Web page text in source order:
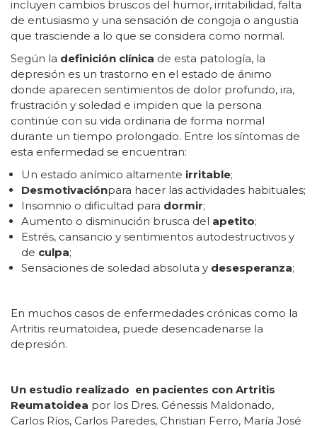
incluyen cambios bruscos del humor, irritabilidad, falta
de entusiasmo y una sensación de congoja o angustia
que trasciende a lo que se considera como normal.
Según la definición clínica de esta patología, la
depresión es un trastorno en el estado de ánimo
donde aparecen sentimientos de dolor profundo, ira,
frustración y soledad e impiden que la persona
continúe con su vida ordinaria de forma normal
durante un tiempo prolongado. Entre los síntomas de
esta enfermedad se encuentran:
Un estado anímico altamente irritable;
Desmotivaciónpara hacer las actividades habituales;
Insomnio o dificultad para dormir;
Aumento o disminución brusca del apetito;
Estrés, cansancio y sentimientos autodestructivos y
de culpa;
Sensaciones de soledad absoluta y desesperanza;
En muchos casos de enfermedades crónicas como la
Artritis reumatoidea, puede desencadenarse la
depresión.
Un estudio realizado en pacientes con Artritis
Reumatoidea por los Dres. Génessis Maldonado,
Carlos Ríos, Carlos Paredes, Christian Ferro, María José